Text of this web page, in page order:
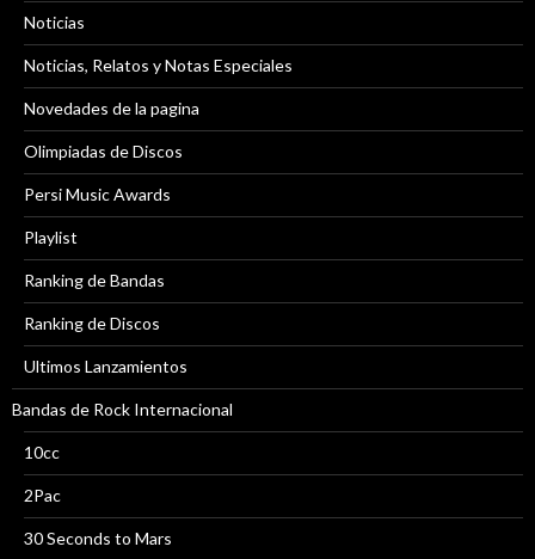
Noticias
Noticias, Relatos y Notas Especiales
Novedades de la pagina
Olimpiadas de Discos
Persi Music Awards
Playlist
Ranking de Bandas
Ranking de Discos
Ultimos Lanzamientos
Bandas de Rock Internacional
10cc
2Pac
30 Seconds to Mars